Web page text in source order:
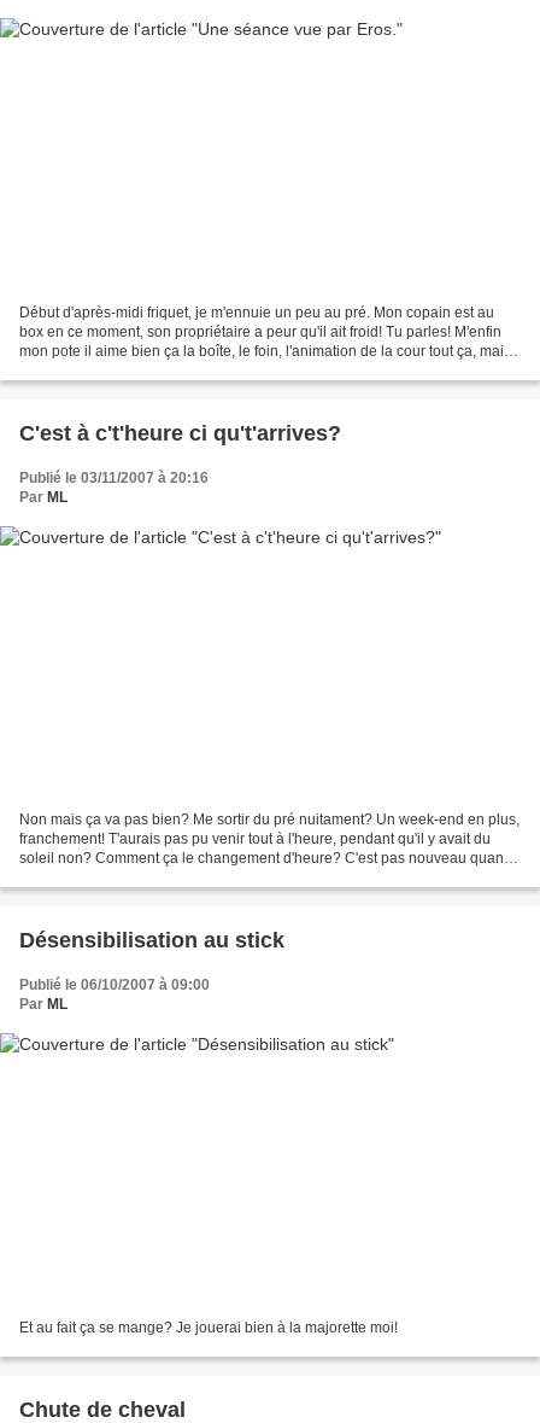
Début d'après-midi friquet, je m'ennuie un peu au pré. Mon copain est au
box en ce moment, son propriétaire a peur qu'il ait froid! Tu parles! M'enfin
mon pote il aime bien ça la boîte, le foin, l'animation de la cour tout ça, mais
C'est à c't'heure ci qu't'arrives?
Publié le 03/11/2007 à 20:16
Par ML
Non mais ça va pas bien? Me sortir du pré nuitament? Un week-end en plus,
franchement! T'aurais pas pu venir tout à l'heure, pendant qu'il y avait du
soleil non? Comment ça le changement d'heure? C'est pas nouveau quand
Désensibilisation au stick
Publié le 06/10/2007 à 09:00
Par ML
Et au fait ça se mange? Je jouerai bien à la majorette moi!
Chute de cheval